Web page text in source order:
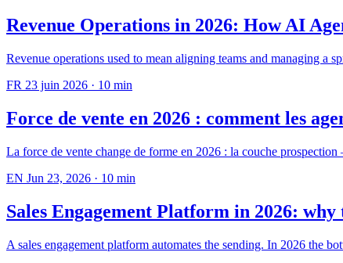
Revenue Operations in 2026: How AI
Revenue operations used to mean aligning teams and managing
FR 23 juin 2026 · 10 min
Force de vente en 2026 : comment les
La force de vente change de forme en 2026 : la couche
EN Jun 23, 2026 · 10 min
Sales Engagement Platform in 2026: why
A sales engagement platform automates the sending. In 2026 the